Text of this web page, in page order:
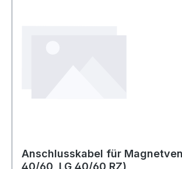
Anschlusskabel für
40/60, LG 40/60 RZ)